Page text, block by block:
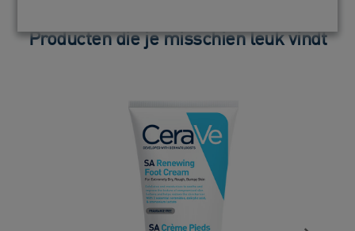
Producten die je misschien leuk vindt